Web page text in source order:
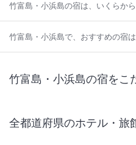
竹富島・小浜島の宿は、いくらか
竹富島・小浜島で、おすすめの宿
竹富島・小浜島の宿をこ
全都道府県のホテル・旅